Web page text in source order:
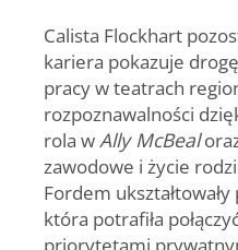
Calista Flockhart
kariera pokazuje
pracy w teatrach
rozpoznawalności
rola wAlly McBeal
zawodowe i życie
Fordem
która potrafiła